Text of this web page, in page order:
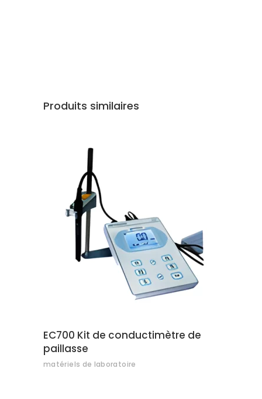
Produits similaires
AJOUTER AU DEVIS
EC700 Kit de conductimètre de
paillasse
matériels de laboratoire